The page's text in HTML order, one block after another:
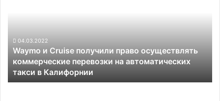
коммерческие
перевозки
на
автоматических
такси
04.03.2022
Waymo и Cruise получили право осуществлять
коммерческие перевозки на автоматических
такси в Калифорнии